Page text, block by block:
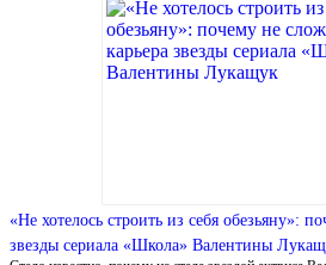
«Не хотелось строить из себя обезьяну»:
звезды сериала «Школа» Валентины